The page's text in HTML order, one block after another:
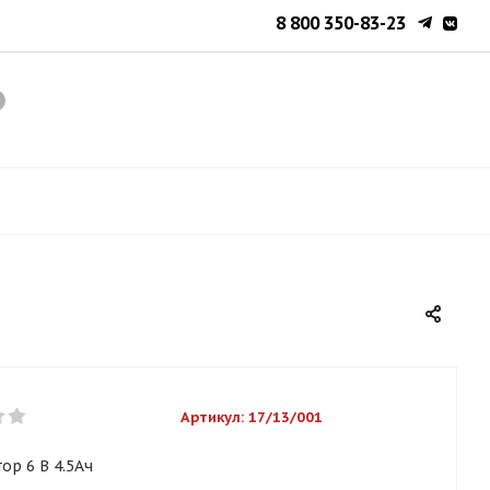
8 800 350-83-23
Артикул: 17/13/001
6 В 4.5Ач